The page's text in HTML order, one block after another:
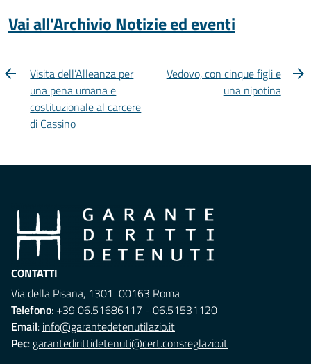
Vai all'Archivio Notizie ed eventi
Visita dell’Alleanza per
una pena umana e
costituzionale al carcere
di Cassino
Vedovo, con cinque figli e
una nipotina
CONTATTI
Via della Pisana, 1301 00163 Roma
Telefono: +39 06.51686117 - 06.51531120
Email: info@garantedetenutilazio.it
Pec: garantedirittidetenuti@cert.consreglazio.it